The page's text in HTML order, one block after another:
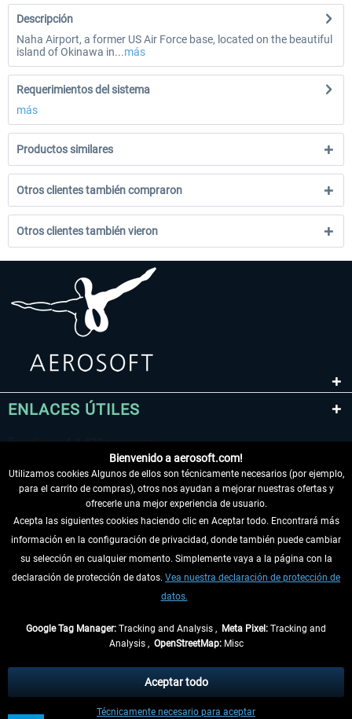
Descripción
Naha Airport, a former US Air Force base, located on the beautiful
island of Okinawa in...más
Requerimientos del sistema
más
Productos similares
Otros clientes también compraron
Otros clientes también vieron
ENLACES ÚTILES
DESISTIR DEL CONTRATO
INFORMACIÓN
tasas de recepción si no se describe lo contrario
** De aplicación a envíos dentro de Alemania. Los plazos de envío para los
Bienvenido a aerosoft.com!
Utilizamos cookies Algunos de ellos son técnicamente necesarios (por ejemplo,
para el carrito de compras), otros nos ayudan a mejorar nuestras ofertas y
ofrecerle una mejor experiencia de usuario.
Acepta las siguientes cookies haciendo clic en Aceptar todo. Encontrará más
información en la configuración de privacidad, donde también puede cambiar
su selección en cualquier momento. Simplemente vaya a la página con la
declaración de protección de datos. Vea nuestra declaración de protección de
datos.
Google Tag Manager: Tracking and Analysis , Meta Pixel: Tracking and
Analysis , OpenStreetMap:Misc
Técnicamente necesario para aceptar
Aceptar todo